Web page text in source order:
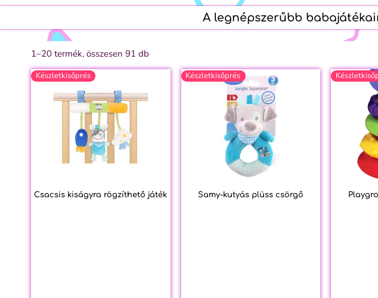
A legnépszerűbb
1–20 termék, összesen 91 db
Készletkisőprés
Csacsis kiságyra rögzíthető játék
Készletkisőprés
Samy-kutyás plüss csörgő